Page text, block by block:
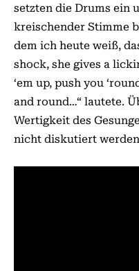
setzten die Drums ein
kreischender Stimme
dem ich heute weiß,
shock, she gives a
‘em up, push you
and round…“ lautete.
Wertigkeit des
nicht diskutiert